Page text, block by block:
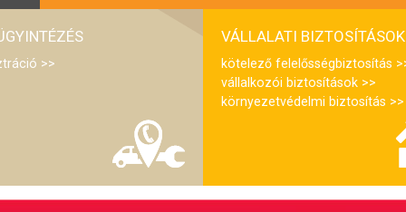
VÁLLALATI BIZTOSÍTÁSOK
kötelező felelősségbiztosítás
vállalkozói biztosítások
környezetvédelmi biztosítás